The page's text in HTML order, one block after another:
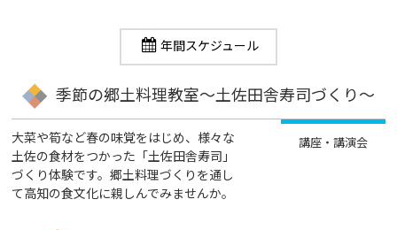
年間スケジュール
季節の郷土料理教室～土佐田舎寿司づくり～
大菜や筍など春の味覚をはじめ、様々な
土佐の食材をつかった「土佐田舎寿司」
づくり体験です。郷土料理づくりを通し
て高知の食文化に親しんでみませんか。
講座・講演会